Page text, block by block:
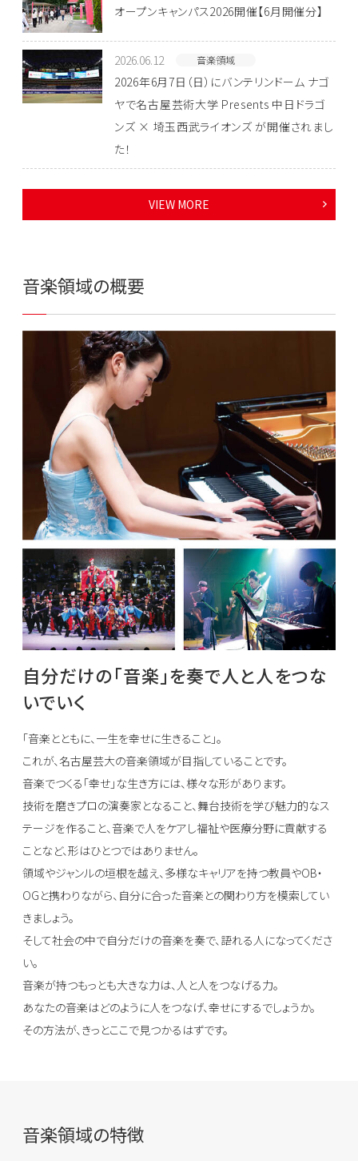
オープンキャンパス2026開催【6月開催分】
2026.06.12 音楽領域
2026年6月7日（日）にバンテリンドーム ナゴ
ヤで名古屋芸術大学 Presents 中日ドラゴ
ンズ × 埼玉西武ライオンズ が開催されまし
た！
VIEW MORE
音楽領域の概要
自分だけの「音楽」を奏で人と人をつな
いでいく
「音楽とともに、一生を幸せに生きること」。
これが、名古屋芸大の音楽領域が目指していることです。
音楽でつくる「幸せ」な生き方には、様々な形があります。
技術を磨きプロの演奏家となること、舞台技術を学び魅力的なス
テージを作ること、音楽で人をケアし福祉や医療分野に貢献する
ことなど、形はひとつではありません。
領域やジャンルの垣根を越え、多様なキャリアを持つ教員やOB・
OGと携わりながら、自分に合った音楽との関わり方を模索してい
きましょう。
そして社会の中で自分だけの音楽を奏で、語れる人になってくださ
い。
音楽が持つもっとも大きな力は、人と人をつなげる力。
あなたの音楽はどのように人をつなげ、幸せにするでしょうか。
その方法が、きっとここで見つかるはずです。
音楽領域の特徴